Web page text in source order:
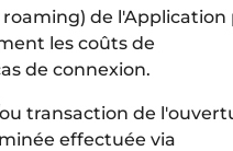
de l'Application
les coûts de
de connexion.
transaction de
effectuée via